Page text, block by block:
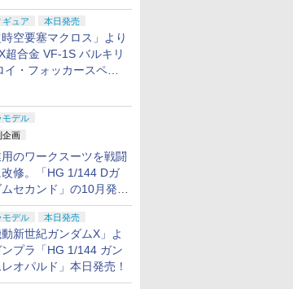
！
ギュア 本日発売
時空要塞マクロス」より
超合金 VF-1S バルキリ
イ・フォッカースペシ
モデル
企画
のワークスーツを戦闘
改修。「HG 1/144 Dガ
セカンド」の10月発送
約受付中【ガンダムベ
撮り下ろし】
モデル 本日発売
動新世紀ガンダムX」よ
ンプラ「HG 1/144 ガン
オパルド」本日発売！